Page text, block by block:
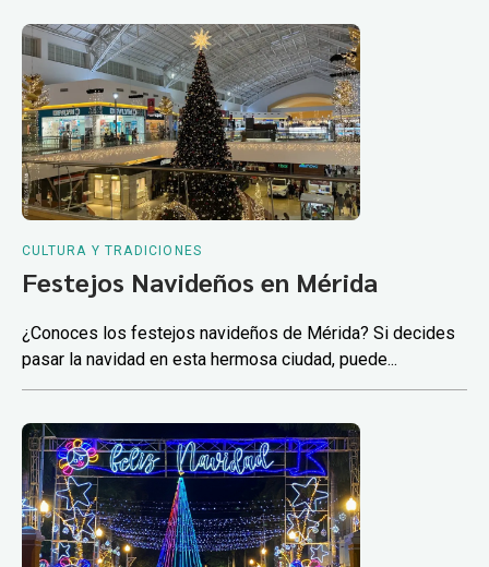
CULTURA Y TRADICIONES
Festejos Navideños en Mérida
¿Conoces los festejos navideños de Mérida? Si decides
pasar la navidad en esta hermosa ciudad, puede...